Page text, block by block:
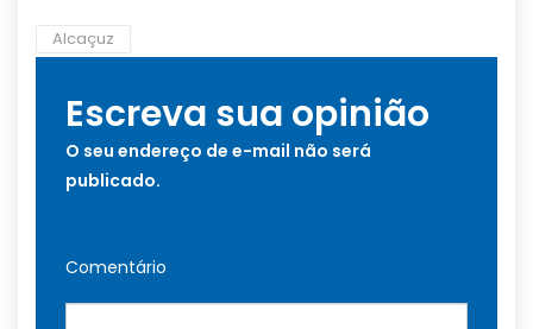
Alcaçuz
Escreva sua opinião
O seu endereço de e-mail não será
publicado.
Comentário